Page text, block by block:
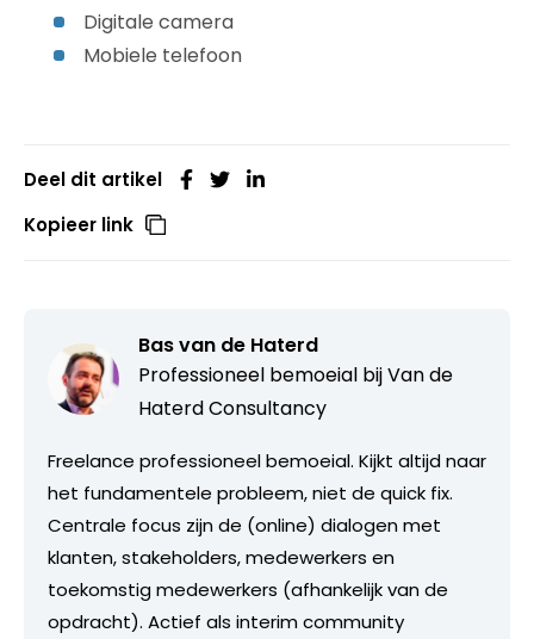
Digitale camera
Mobiele telefoon
Deel dit artikel
Kopieer link
Bas van de Haterd
Professioneel bemoeial bijVan de
Haterd Consultancy
Freelance professioneel bemoeial. Kijkt altijd naar
het fundamentele probleem, niet de quick fix.
Centrale focus zijn de (online) dialogen met
klanten, stakeholders, medewerkers en
toekomstig medewerkers (afhankelijk van de
opdracht). Actief als interim community